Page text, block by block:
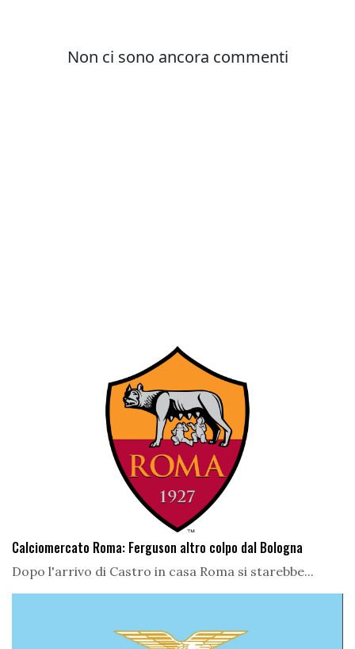
Calciomercato Roma: Ferguson altro colpo dal Bologna
Dopo l'arrivo di Castro in casa Roma si starebbe...